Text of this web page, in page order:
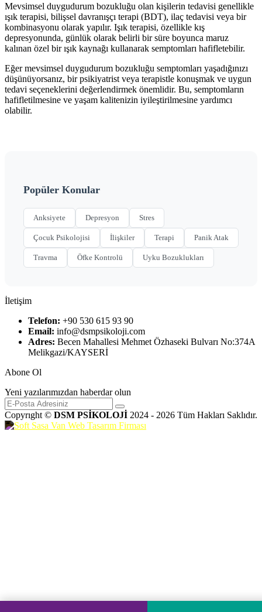
Mevsimsel duygudurum bozukluğu olan kişilerin tedavisi genellikle
ışık terapisi, bilişsel davranışçı terapi (BDT), ilaç tedavisi veya bir
kombinasyonu olarak yapılır. Işık terapisi, özellikle kış
depresyonunda, günlük olarak belirli bir süre boyunca maruz
kalınan özel bir ışık kaynağı kullanarak semptomları hafifletebilir.
Eğer mevsimsel duygudurum bozukluğu semptomları yaşadığınızı
düşünüyorsanız, bir psikiyatrist veya terapistle konuşmak ve uygun
tedavi seçeneklerini değerlendirmek önemlidir. Bu, semptomların
hafifletilmesine ve yaşam kalitenizin iyileştirilmesine yardımcı
olabilir.
Popüler Konular
Anksiyete Depresyon Stres
Çocuk Psikolojisi İlişkiler Terapi Panik Atak
Travma Öfke Kontrolü Uyku Bozuklukları
İletişim
Telefon: +90 530 615 93 90
Email: info@dsmpsikoloji.com
Adres: Becen Mahallesi Mehmet Özhaseki Bulvarı No:374A
Melikgazi/KAYSERİ
Abone Ol
Yeni yazılarımızdan haberdar olun
Copyrıght © DSM PSİKOLOJİ 2024 - 2026 Tüm Hakları Saklıdır.